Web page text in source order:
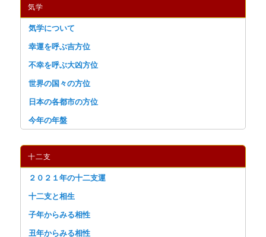
気学
気学について
幸運を呼ぶ吉方位
不幸を呼ぶ大凶方位
世界の国々の方位
日本の各都市の方位
今年の年盤
十二支
２０２１年の十二支運
十二支と相生
子年からみる相性
丑年からみる相性